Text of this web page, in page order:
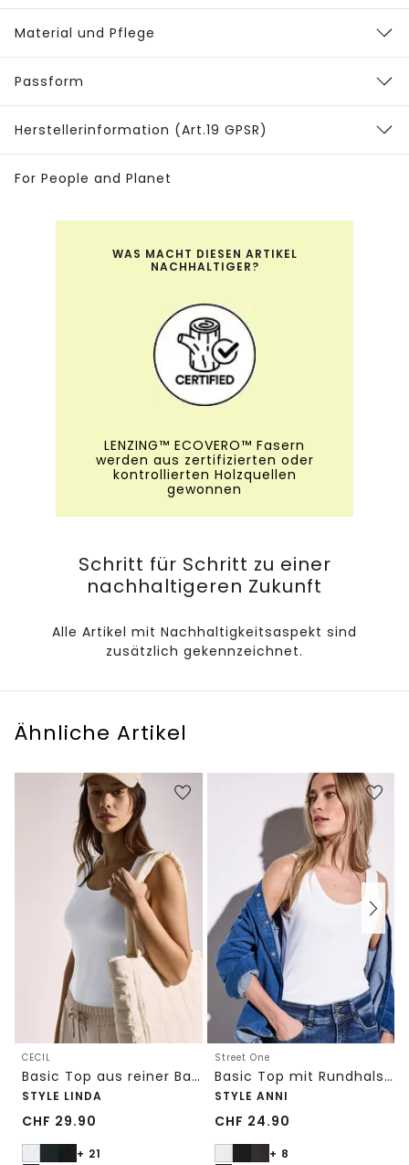
Material und Pflege
Passform
Herstellerinformation (Art.19 GPSR)
For People and Planet
WAS MACHT DIESEN ARTIKEL
NACHHALTIGER?
LENZING™ ECOVERO™ Fasern
werden aus zertifizierten oder
kontrollierten Holzquellen
gewonnen
Schritt für Schritt zu einer
nachhaltigeren Zukunft
Alle Artikel mit Nachhaltigkeitsaspekt sind
zusätzlich gekennzeichnet.
Ähnliche Artikel
CECIL
Basic Top aus reiner Baumwolle
STYLE LINDA
CHF 29.90
+ 21
Street One
Basic Top mit Rundhals in Unifarbe
STYLE ANNI
CHF 24.90
+ 8